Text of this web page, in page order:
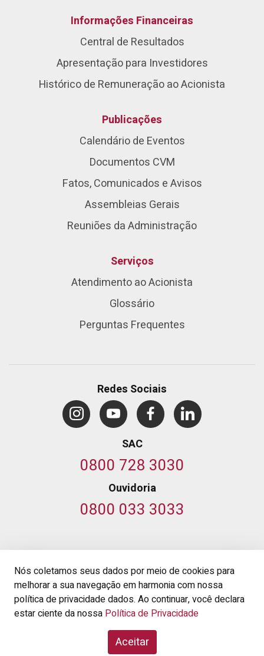
Nós coletamos seus dados por meio de cookies para
melhorar a sua navegação em harmonia com nossa
política de privacidade dados. Ao continuar, você declara
estar ciente da nossa Política de Privacidade
Aceitar
Informações Financeiras
Central de Resultados
Apresentação para Investidores
Histórico de Remuneração ao Acionista
Publicações
Calendário de Eventos
Documentos CVM
Fatos, Comunicados e Avisos
Assembleias Gerais
Reuniões da Administração
Serviços
Atendimento ao Acionista
Glossário
Perguntas Frequentes
Redes Sociais
SAC
0800 728 3030
Ouvidoria
0800 033 3033
© 2026 Banco do Nordeste do Brasil S.A.
CNPJ 07.237.373/0001-20.
Av. Dr. Silas Munguba, 5.700-Passaré, Fortaleza, Ceará
Cep 60.743-902
Termos e Condições de Uso
Aviso de Privacidade Política de Privacidade